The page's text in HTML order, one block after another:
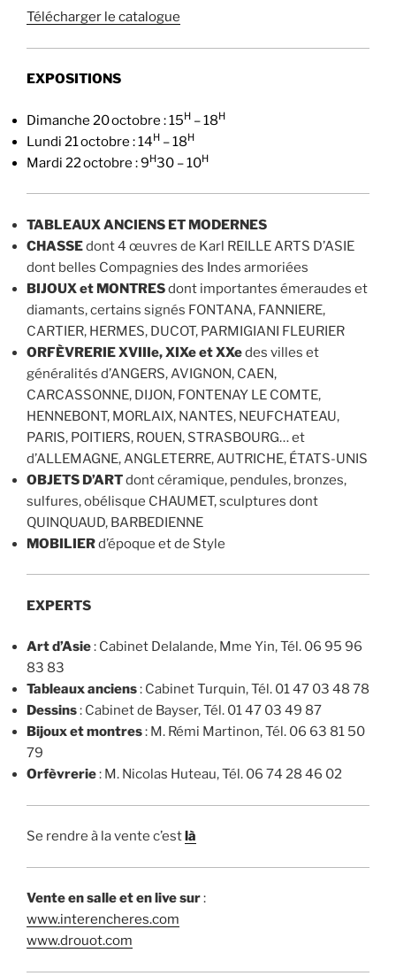
Télécharger le catalogue
EXPOSITIONS
Dimanche 20 octobre : 15H – 18H
Lundi 21 octobre : 14H – 18H
Mardi 22 octobre : 9H30 – 10H
TABLEAUX ANCIENS ET MODERNES
CHASSEdont 4 œuvres de Karl REILLE ARTS D’ASIE
dont belles Compagnies des Indes armoriées
BIJOUX et MONTRESdont importantes émeraudes et
diamants, certains signés FONTANA, FANNIERE,
CARTIER, HERMES, DUCOT, PARMIGIANI FLEURIER
ORFÈVRERIE XVIIIe, XIXe et XXedes villes et
généralités d’ANGERS, AVIGNON, CAEN,
CARCASSONNE, DIJON, FONTENAY LE COMTE,
HENNEBONT, MORLAIX, NANTES, NEUFCHATEAU,
PARIS, POITIERS, ROUEN, STRASBOURG… et
d’ALLEMAGNE, ANGLETERRE, AUTRICHE, ÉTATS-UNIS
OBJETS D’ARTdont céramique, pendules, bronzes,
sulfures, obélisque CHAUMET, sculptures dont
QUINQUAUD, BARBEDIENNE
MOBILIERd’époque et de Style
EXPERTS
Art d’Asie: Cabinet Delalande, Mme Yin, Tél. 06 95 96
83 83
Tableaux anciens: Cabinet Turquin, Tél. 01 47 03 48 78
Dessins: Cabinet de Bayser, Tél. 01 47 03 49 87
Bijoux et montres: M. Rémi Martinon, Tél. 06 63 81 50
79
Orfèvrerie: M. Nicolas Huteau, Tél. 06 74 28 46 02
Se rendre à la vente c’est là
Vente en salle et en live sur:
www.interencheres.com
www.drouot.com